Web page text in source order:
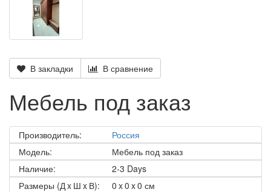
В закладки В сравнение
Мебель под заказ
Производитель:
Россия
Модель:
Мебель под заказ
Наличие:
2-3 Days
Размеры (Д x Ш x В):
0 x 0 x 0 см